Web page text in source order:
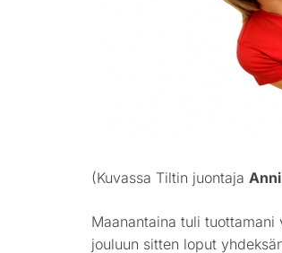
(Kuvassa Tiltin juontaja
Maanantaina tuli tuottamani
jouluun sitten loput